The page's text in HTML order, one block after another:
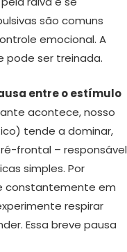
são comuns
emocional. A
pode ser treinada.
entre o estímulo
acontece, nosso
tende a dominar,
frontal – responsável
simples. Por
constantemente em
respirar
Essa breve pausa